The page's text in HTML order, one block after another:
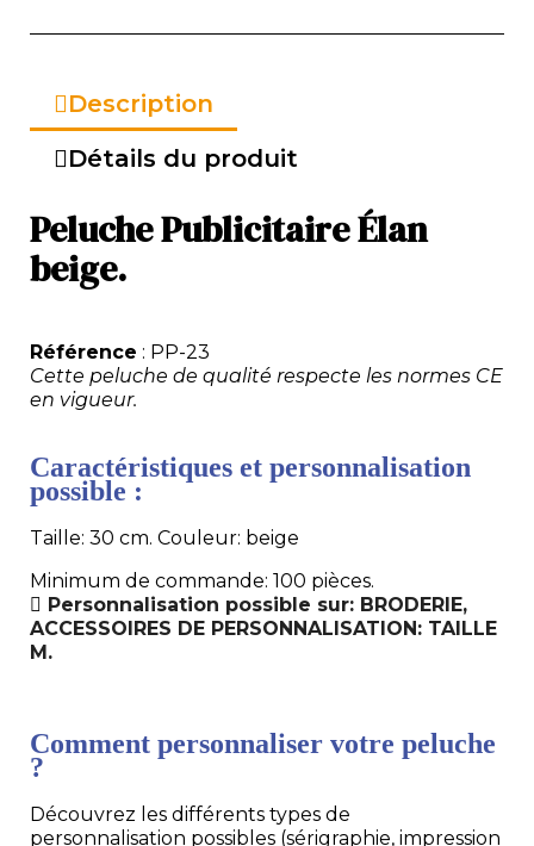
Description
Détails du produit
Peluche Publicitaire Élan
beige.
Référence : PP-23
Cette peluche de qualité respecte les normes CE
en vigueur.
Caractéristiques et personnalisation
possible :
Taille: 30 cm. Couleur: beige
Minimum de commande: 100 pièces.
Personnalisation possible sur: BRODERIE,
ACCESSOIRES DE PERSONNALISATION: TAILLE
M.
Comment personnaliser votre peluche
?
Découvrez les différents types de
personnalisation possibles (sérigraphie, impression